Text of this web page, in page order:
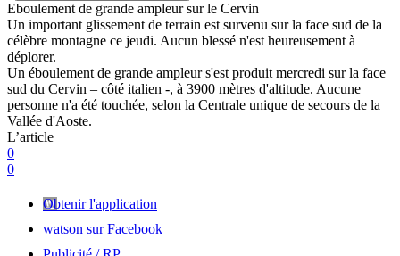
Eboulement de grande ampleur sur le Cervin
Un important glissement de terrain est survenu sur la face sud de la
célèbre montagne ce jeudi. Aucun blessé n'est heureusement à
déplorer.
Un éboulement de grande ampleur s'est produit mercredi sur la face
sud du Cervin – côté italien -, à 3900 mètres d'altitude. Aucune
personne n'a été touchée, selon la Centrale unique de secours de la
Vallée d'Aoste.
L’article
0
0
Obtenir l'application
watson sur Facebook